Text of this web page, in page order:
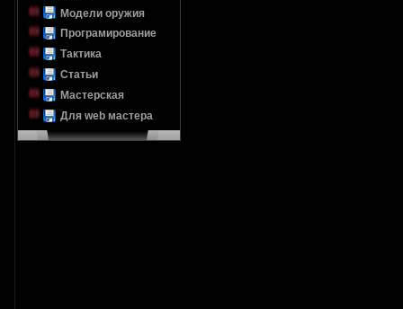
Модели оружия
Програмирование
Тактика
Статьи
Мастерская
Для web мастера